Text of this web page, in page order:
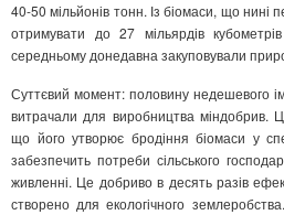
40-50 мільйонів тонн. Із біомаси, що
отримувати до 27 мільярдів
середньому донедавна закуповували
Суттєвий момент: половину недешевого
витрачали для виробництва міндобрив.
що його утворює бродіння біомаси у
забезпечить потреби сільського
живленні. Це добриво в десять разів
створено для екологічного